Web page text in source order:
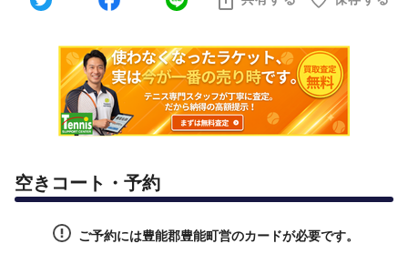
空きコート・予約
ご予約には豊能郡豊能町営のカードが必要です。